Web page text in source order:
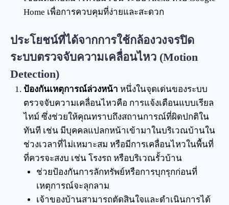
Home เพื่อการควบคุมที่ง่ายและสะดวก
ประโยชน์ที่ได้จากการใช้กล้องวงจรปิด
ระบบตรวจจับความเคลื่อนไหว (Motion
Detection)
ป้องกันเหตุการณ์ล่วงหน้า หนึ่งในจุดเด่นของระบบ
ตรวจจับความเคลื่อนไหวคือ การแจ้งเตือนแบบเรียล
ไทม์ ซึ่งช่วยให้คุณทราบถึงสถานการณ์ที่ผิดปกติใน
ทันที เช่น มีบุคคลแปลกหน้าเข้ามาในบริเวณบ้านใน
ช่วงเวลาที่ไม่เหมาะสม หรือมีการเคลื่อนไหวในพื้นที่
ที่ควรจะสงบ เช่น โรงรถ หรือบริเวณรั้วบ้าน
ช่วยป้องกันการลักทรัพย์หรือการบุกรุกก่อนที่
เหตุการณ์จะลุกลาม
เจ้าของบ้านสามารถตัดสินใจและดำเนินการได้